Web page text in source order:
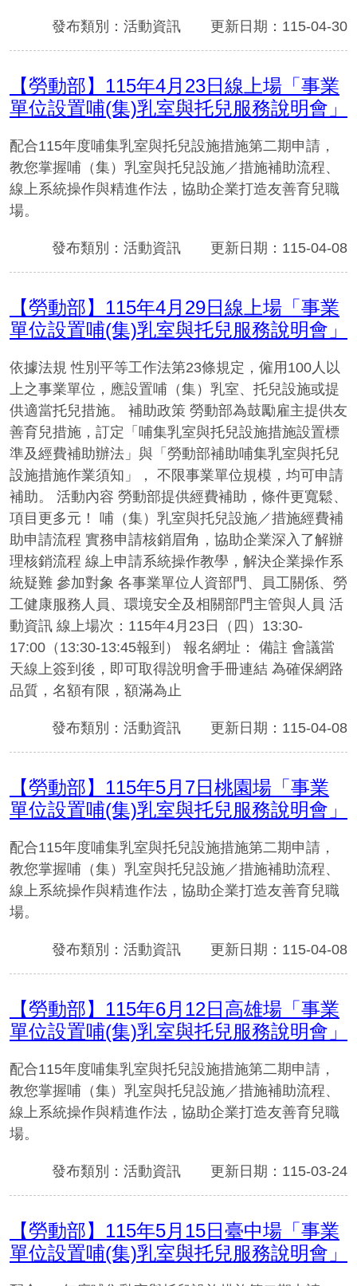
發布類別：活動資訊 更新日期：115-04-30
【勞動部】115年4月23日線上場「事業
單位設置哺(集)乳室與托兒服務說明會」
配合115年度哺集乳室與托兒設施措施第二期申請，
教您掌握哺（集）乳室與托兒設施／措施補助流程、
線上系統操作與精進作法，協助企業打造友善育兒職
場。
發布類別：活動資訊 更新日期：115-04-08
【勞動部】115年4月29日線上場「事業
單位設置哺(集)乳室與托兒服務說明會」
依據法規 性別平等工作法第23條規定，僱用100人以
上之事業單位，應設置哺（集）乳室、托兒設施或提
供適當托兒措施。 補助政策 勞動部為鼓勵雇主提供友
善育兒措施，訂定「哺集乳室與托兒設施措施設置標
準及經費補助辦法」與「勞動部補助哺集乳室與托兒
設施措施作業須知」， 不限事業單位規模，均可申請
補助。 活動內容 勞動部提供經費補助，條件更寬鬆、
項目更多元！ 哺（集）乳室與托兒設施／措施經費補
助申請流程 實務申請核銷眉角，協助企業深入了解辦
理核銷流程 線上申請系統操作教學，解決企業操作系
統疑難 參加對象 各事業單位人資部門、員工關係、勞
工健康服務人員、環境安全及相關部門主管與人員 活
動資訊 線上場次：115年4月23日（四）13:30-
17:00（13:30-13:45報到） 報名網址： 備註 會議當
天線上簽到後，即可取得說明會手冊連結 為確保網路
品質，名額有限，額滿為止
發布類別：活動資訊 更新日期：115-04-08
【勞動部】115年5月7日桃園場「事業
單位設置哺(集)乳室與托兒服務說明會」
配合115年度哺集乳室與托兒設施措施第二期申請，
教您掌握哺（集）乳室與托兒設施／措施補助流程、
線上系統操作與精進作法，協助企業打造友善育兒職
場。
發布類別：活動資訊 更新日期：115-04-08
【勞動部】115年6月12日高雄場「事業
單位設置哺(集)乳室與托兒服務說明會」
配合115年度哺集乳室與托兒設施措施第二期申請，
教您掌握哺（集）乳室與托兒設施／措施補助流程、
線上系統操作與精進作法，協助企業打造友善育兒職
場。
發布類別：活動資訊 更新日期：115-03-24
【勞動部】115年5月15日臺中場「事業
單位設置哺(集)乳室與托兒服務說明會」